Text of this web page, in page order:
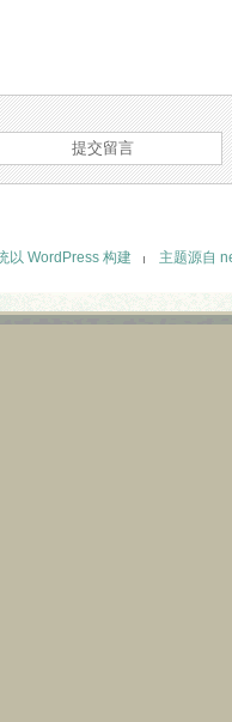
以 WordPress 构建 主题源自